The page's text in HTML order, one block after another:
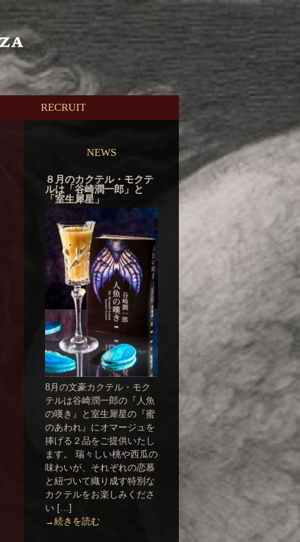
RECRUIT
NEWS
８月のカクテル・モクテ
ルは「谷崎潤一郎」と
「室生犀星」
8月の文豪カクテル・モク
テルは谷崎潤一郎の『人魚
の嘆き』と室生犀星の『蜜
のあわれ』にオマージュを
捧げる２品をご提供いたし
ます。 瑞々しい桃や西瓜の
味わいが、それぞれの恋慕
と紐づいて織り成す特別な
カクテルをお楽しみくださ
い […]
→続きを読む